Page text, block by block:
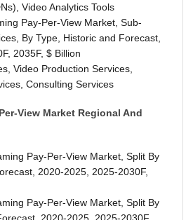
Video Analytics Tools
Pay-Per-View Market, Sub-
By Type, Historic and Forecast,
2035F, $ Billion
Video Production Services,
Consulting Services
View Market Regional And
Pay-Per-View Market, Split By
2020-2025, 2025-2030F,
Pay-Per-View Market, Split By